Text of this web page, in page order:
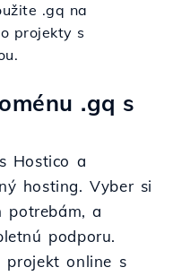
.gq na
projekty s
.gq s
Hostico a
hosting. Vyber si
potrebám, a
podporu.
projekt online s